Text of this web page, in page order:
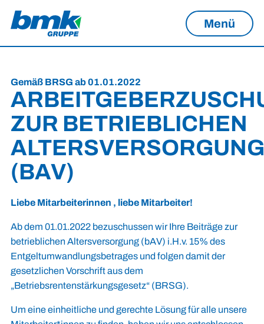
Menü
Gemäß BRSG ab 01.01.2022
ZUR BETRIEBLICHEN
ALTERSVERSORGUNG
(BAV)
Liebe Mitarbeiterinnen , liebe Mitarbeiter!
Ab dem 01.01.2022 bezuschussen wir Ihre Beiträge zur
betrieblichen Altersversorgung (bAV) i.H.v. 15% des
Entgeltumwandlungsbetrages und folgen damit der
gesetzlichen Vorschrift aus dem
„Betriebsrentenstärkungsgesetz“ (BRSG).
Um eine einheitliche und gerechte Lösung für alle unsere